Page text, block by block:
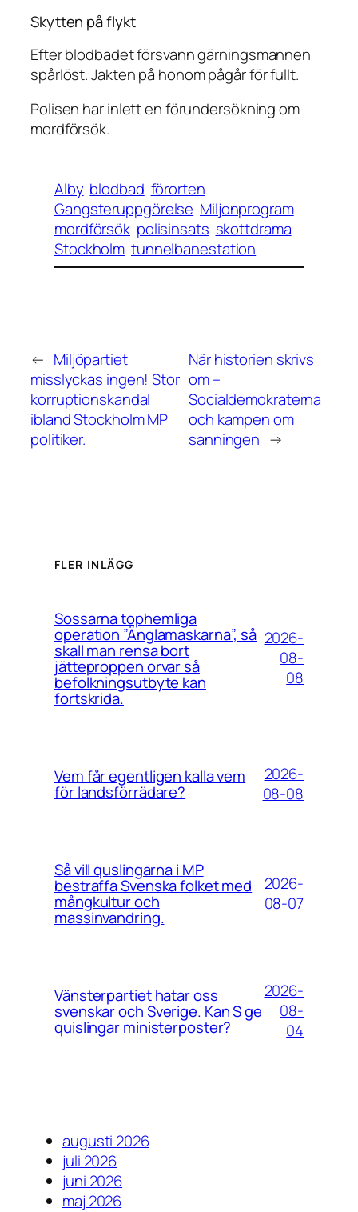
Skytten på flykt
Efter blodbadet försvann gärningsmannen
spårlöst. Jakten på honom pågår för fullt.
Polisen har inlett en förundersökning om
mordförsök.
Alby blodbad förorten
Gangsteruppgörelse Miljonprogram
mordförsök polisinsats skottdrama
Stockholm tunnelbanestation
← Miljöpartiet
misslyckas ingen! Stor
korruptionskandal
ibland Stockholm MP
politiker.
När historien skrivs
om –
Socialdemokraterna
och kampen om
sanningen →
FLER INLÄGG
Sossarna tophemliga
operation ”Änglamaskarna”, så
skall man rensa bort
jätteproppen orvar så
befolkningsutbyte kan
fortskrida.
2026-
08-
08
Vem får egentligen kalla vem
för landsförrädare?
2026-
08-08
Så vill quslingarna i MP
bestraffa Svenska folket med
mångkultur och
massinvandring.
2026-
08-07
Vänsterpartiet hatar oss
svenskar och Sverige. Kan S ge
quislingar ministerposter?
2026-
08-
04
augusti 2026
juli 2026
juni 2026
maj 2026